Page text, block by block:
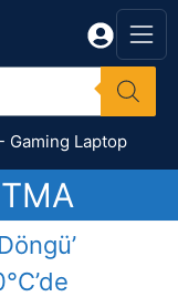
- Gaming Laptop